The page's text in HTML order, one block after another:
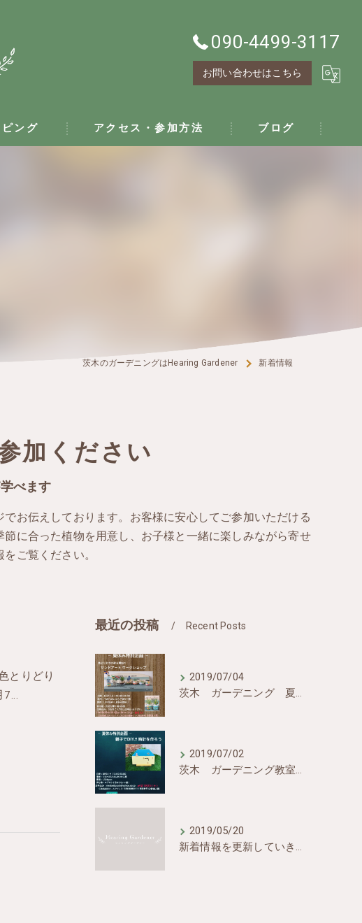
090-4499-3117
お問い合わせはこちら
ング アクセス・参加方法 ブログ
茨木のガーデニングはHearing Gardener 新着情報
加ください
べます
お伝えしております。お客様に安心してご参加いただける
に合った植物を用意し、お子様と一緒に楽しみながら寄せ
ご覧ください。
とりどり
7…
最近の投稿 Recent Posts
2019/07/04
茨木 ガーデニング 夏休みイベント
2019/07/02
茨木 ガーデニング教室 夏休みイベント
2019/05/20
新着情報を更新していきます